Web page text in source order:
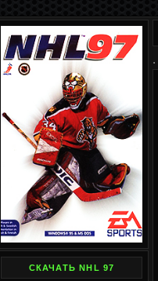
СКАЧАТЬ NHL 97
.